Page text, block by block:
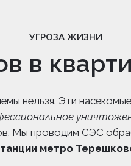
УГРОЗА ЖИЗНИ
в
нельзя. Эти
Мы проводим СЭС
метро